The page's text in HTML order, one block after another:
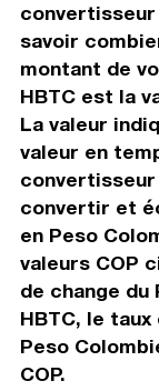
convertisseur
savoir
montant de
HBTC est la
La valeur
valeur en
convertisseur
convertir et
en Peso
valeurs COP
de change du
HBTC, le
Peso
COP.